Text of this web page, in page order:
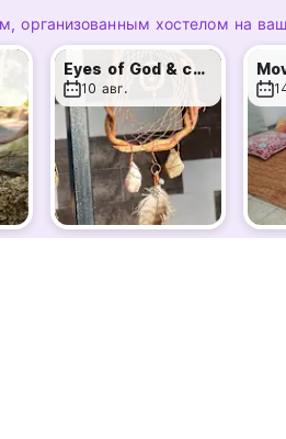
вашей карты до прибытия.
на двухъярусной кровати и
кровать.
без пятен. Чистая подушка
доставки с пятнами, которые
вам сообщат во время
для вашего окружения.
организованным хостелом на
Eyes of God & catchdreamer workshop
10 авг.